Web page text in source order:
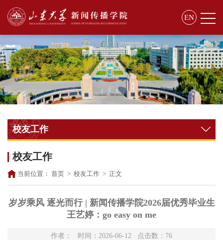
EN
校友工作
校友工作
当前位置： 首页 > 校友工作 > 正文
岁岁乘风 逐光而行 | 新闻传播学院2026届优秀毕业生
王艺婷：go easy on me
作者： 时间：2026-06-12 点击数： 76